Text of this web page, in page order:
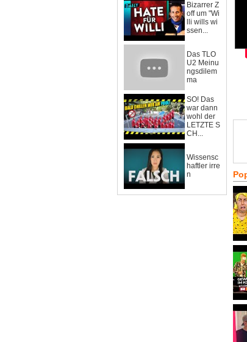
Bizarrer Z
off um "Wi
lli wills wi
ssen...
Das TLO
U2 Meinu
ngsdilem
ma
SO! Das
war dann
wohl der
LETZTE S
CH...
Wissensc
haftler irre
n